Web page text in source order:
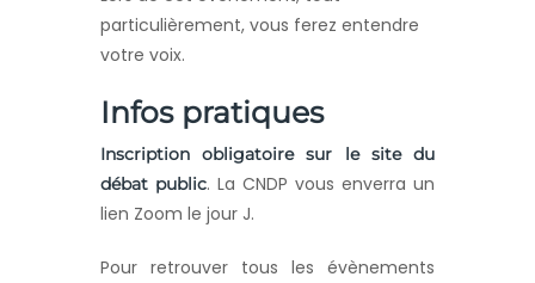
particulièrement, vous ferez entendre
votre voix.
Infos pratiques
Inscription obligatoire sur le site du
débat public. La CNDP vous enverra un
lien Zoom le jour J.
Pour retrouver tous les évènements